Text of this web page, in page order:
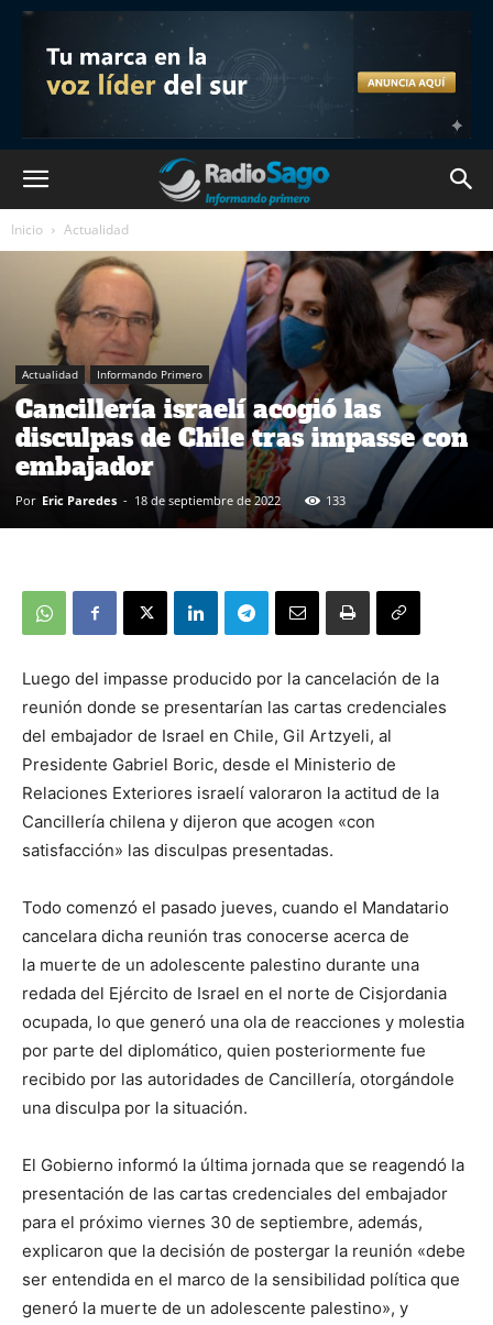
Inicio Actualidad
Actualidad Informando Primero
Cancillería israelí acogió las
disculpas de Chile tras impasse con
embajador
Por Eric Paredes - 18 de septiembre de 2022 133
Luego del impasse producido por la cancelación de la
reunión donde se presentarían las cartas credenciales
del embajador de Israel en Chile, Gil Artzyeli, al
Presidente Gabriel Boric, desde el Ministerio de
Relaciones Exteriores israelí valoraron la actitud de la
Cancillería chilena y dijeron que acogen «con
satisfacción» las disculpas presentadas.
Todo comenzó el pasado jueves, cuando el Mandatario
cancelara dicha reunión tras conocerse acerca de
la muerte de un adolescente palestino durante una
redada del Ejército de Israel en el norte de Cisjordania
ocupada, lo que generó una ola de reacciones y molestia
por parte del diplomático, quien posteriormente fue
recibido por las autoridades de Cancillería, otorgándole
una disculpa por la situación.
El Gobierno informó la última jornada que se reagendó la
presentación de las cartas credenciales del embajador
para el próximo viernes 30 de septiembre, además,
explicaron que la decisión de postergar la reunión «debe
ser entendida en el marco de la sensibilidad política que
generó la muerte de un adolescente palestino», y